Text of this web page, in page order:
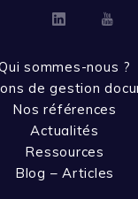
Linkedin
sommes-nous ?
de gestion
Nos références
Actualités
Ressources
Blog – Articles